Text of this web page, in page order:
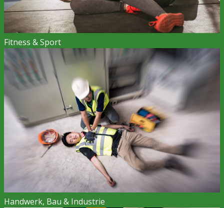
Fitness & Sport
Handwerk, Bau & Industrie